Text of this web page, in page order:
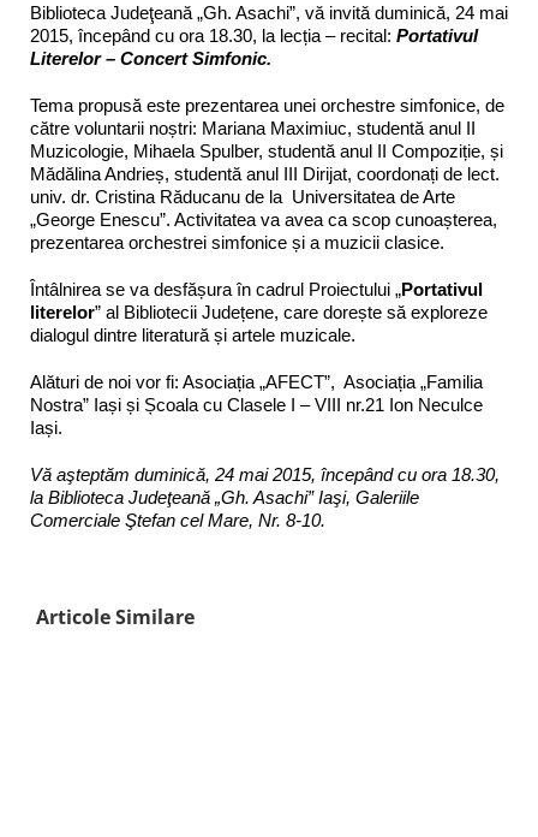
Biblioteca Judeţeană „Gh. Asachi”, vă invită duminică, 24 mai
2015, începând cu ora 18.30, la lecția – recital: Portativul
Literelor – Concert Simfonic.
Tema propusă este prezentarea unei orchestre simfonice, de
către voluntarii noștri: Mariana Maximiuc, studentă anul II
Muzicologie, Mihaela Spulber, studentă anul II Compoziție, și
Mădălina Andrieș, studentă anul III Dirijat, coordonați de lect.
univ. dr. Cristina Răducanu de la Universitatea de Arte
„George Enescu”. Activitatea va avea ca scop cunoașterea,
prezentarea orchestrei simfonice și a muzicii clasice.
Întâlnirea se va desfășura în cadrul Proiectului „Portativul
literelor” al Bibliotecii Județene, care dorește să exploreze
dialogul dintre literatură și artele muzicale.
Alături de noi vor fi: Asociația „AFECT”, Asociația „Familia
Nostra” Iași și Școala cu Clasele I – VIII nr.21 Ion Neculce
Iași.
Vă aşteptăm duminică, 24 mai 2015, începând cu ora 18.30,
la Biblioteca Judeţeană „Gh. Asachi” Iaşi, Galeriile
Comerciale Ştefan cel Mare, Nr. 8-10.
Articole Similare